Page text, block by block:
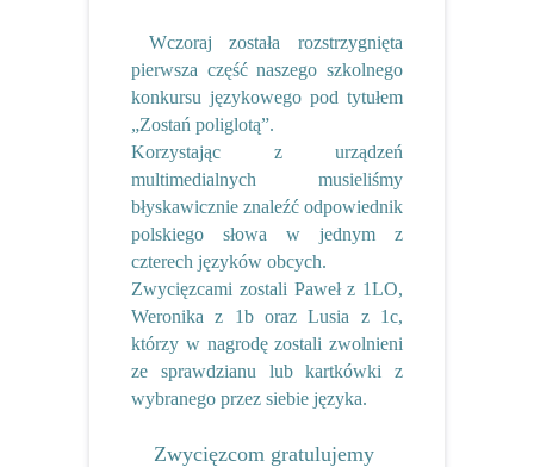
Wczoraj została rozstrzygnięta
pierwsza część naszego szkolnego
konkursu językowego pod tytułem
„Zostań poliglotą”.
Korzystając z urządzeń
multimedialnych musieliśmy
błyskawicznie znaleźć odpowiednik
polskiego słowa w jednym z
czterech języków obcych.
Zwycięzcami zostali Paweł z 1LO,
Weronika z 1b oraz Lusia z 1c,
którzy w nagrodę zostali zwolnieni
ze sprawdzianu lub kartkówki z
wybranego przez siebie języka.
Zwycięzcom gratulujemy